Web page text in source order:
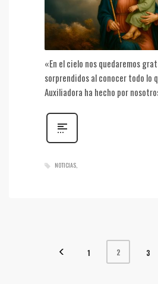
«En el cielo nos quedaremos
sorprendidos al conocer todo lo
Auxiliadora ha hecho por
NOTICIAS
1 2 3